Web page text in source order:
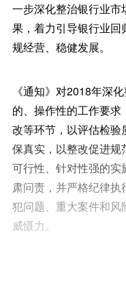
一步深化整治银行业
果，着力引导银行业
规经营、稳健发展。
《通知》对2018年深
的、操作性的工作要
改等环节，以评估检
保真实，以整改促进规
可行性、针对性强的
肃问责，并严格纪律
犯问题、重大案件和
威慑力。